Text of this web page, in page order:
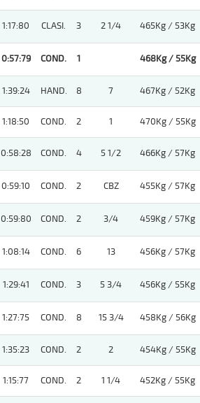
1:17:80 CLASI. 3 2 1/4 465Kg / 53Kg
0:57:79 COND. 1 468Kg / 55Kg
1:39:24 HAND. 8 7 467Kg / 52Kg
1:18:50 COND. 2 1 470Kg / 55Kg
0:58:28 COND. 4 5 1/2 466Kg / 57Kg
0:59:10 COND. 2 CBZ 455Kg / 57Kg
0:59:80 COND. 2 3/4 459Kg / 57Kg
1:08:14 COND. 6 13 456Kg / 57Kg
1:29:41 COND. 3 5 3/4 456Kg / 55Kg
1:27:75 COND. 8 15 3/4 458Kg / 56Kg
1:35:23 COND. 2 2 454Kg / 55Kg
1:15:77 COND. 2 1 1/4 452Kg / 55Kg